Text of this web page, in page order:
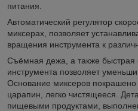
питания.
Автоматический регулятор
миксерах, позволяет
вращения инструмента к
Съёмная дежа, а также быстрая
инструмента позволяет
Основание миксеров
царапин, легко чистящееся.
пищевыми продуктами,